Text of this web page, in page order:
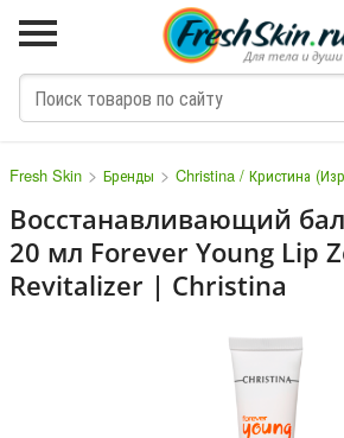
Fresh Skin > Бренды > Christina / Кристина
Восстанавливающий
20 мл Forever Young Lip
Revitalizer | Christina
M N O P Q S T